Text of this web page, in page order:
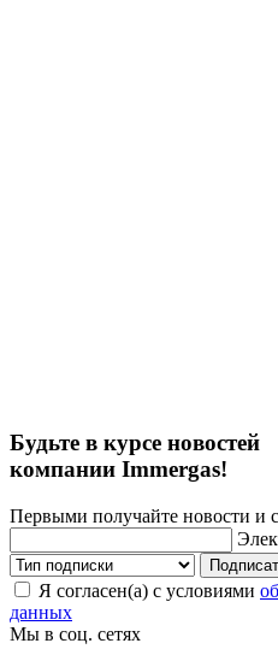
Будьте в курсе новостей
компании Immergas!
Первыми получайте новости и
Я согласен(а) с условиями
данных
Мы в соц. сетях